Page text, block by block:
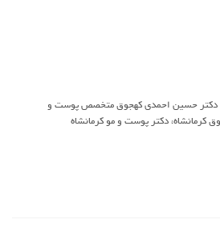
دکتر حسین احمدی کهجوق متخصص پوست و
کرمانشاه، دکتر پوست و مو کرمانشاه